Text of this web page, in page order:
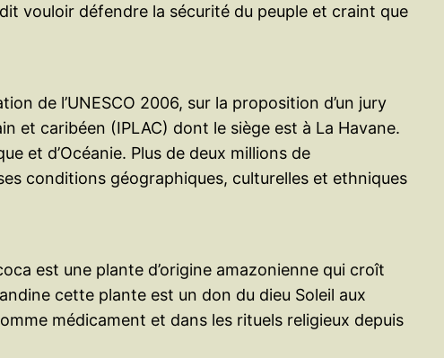
vouloir défendre la sécurité du peuple et craint que
de l’UNESCO 2006, sur la proposition d’un jury
et caribéen (IPLAC) dont le siège est à La Havane.
et d’Océanie. Plus de deux millions de
conditions géographiques, culturelles et ethniques
est une plante d’origine amazonienne qui croît
cette plante est un don du dieu Soleil aux
médicament et dans les rituels religieux depuis